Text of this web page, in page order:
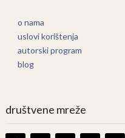
o nama
uslovi korištenja
autorski program
blog
društvene mreže